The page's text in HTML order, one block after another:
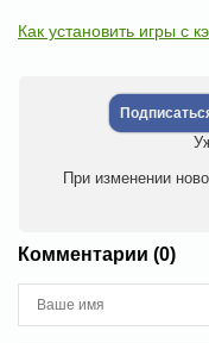
Как установить игры с
При изменении
Комментарии (0)